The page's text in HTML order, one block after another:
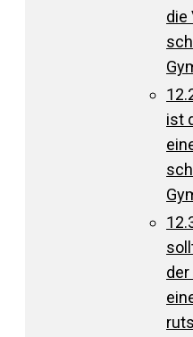
die
ist
der